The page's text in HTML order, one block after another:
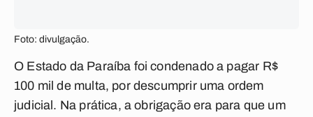
Foto: divulgação.
O Estado da Paraíba foi condenado a pagar R$
100 mil de multa, por descumprir uma ordem
judicial. Na prática, a obrigação era para que um